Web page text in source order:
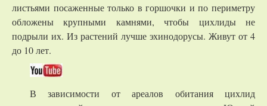
листьями посаженные только в горшочки и по периметру
обложены крупными камнями, чтобы цихлиды не
подрыли их. Из растений лучше эхинодорусы. Живут от 4
до 10 лет.
В зависимости от ареалов обитания цихлид